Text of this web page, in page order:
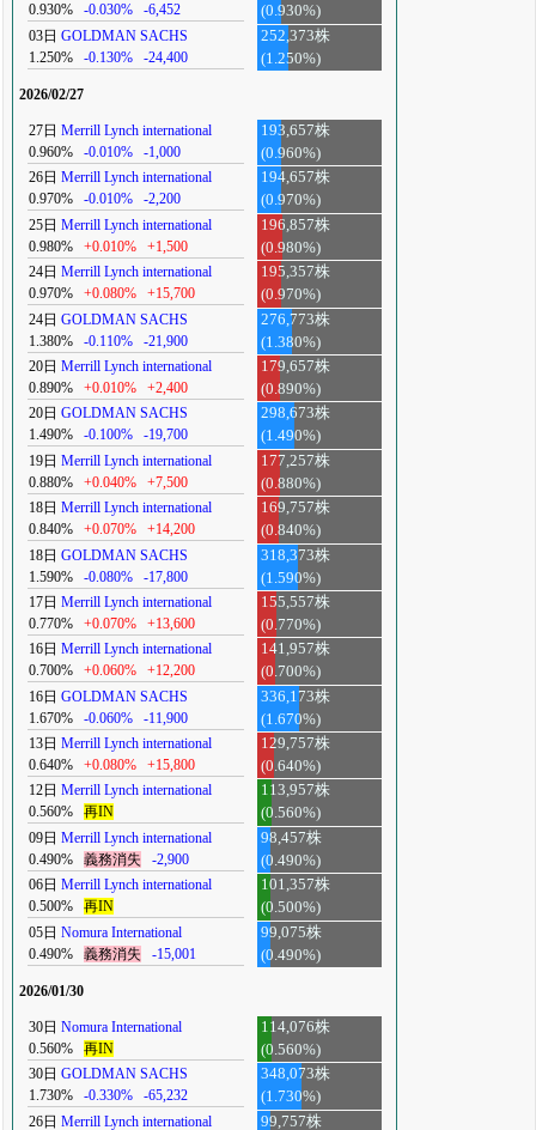
0.930%
-0.030% -6,452
(0.930%)
03日 GOLDMAN SACHS
1.250%
-0.130% -24,400
252,373株
(1.250%)
2026/02/27
27日 Merrill Lynch international
0.960%
-0.010% -1,000
193,657株
(0.960%)
26日 Merrill Lynch international
0.970%
-0.010% -2,200
194,657株
(0.970%)
25日 Merrill Lynch international
0.980%
+0.010% +1,500
196,857株
(0.980%)
24日 Merrill Lynch international
0.970%
+0.080% +15,700
195,357株
(0.970%)
24日 GOLDMAN SACHS
1.380%
-0.110% -21,900
276,773株
(1.380%)
20日 Merrill Lynch international
0.890%
+0.010% +2,400
179,657株
(0.890%)
20日 GOLDMAN SACHS
1.490%
-0.100% -19,700
298,673株
(1.490%)
19日 Merrill Lynch international
0.880%
+0.040% +7,500
177,257株
(0.880%)
18日 Merrill Lynch international
0.840%
+0.070% +14,200
169,757株
(0.840%)
18日 GOLDMAN SACHS
1.590%
-0.080% -17,800
318,373株
(1.590%)
17日 Merrill Lynch international
0.770%
+0.070% +13,600
155,557株
(0.770%)
16日 Merrill Lynch international
0.700%
+0.060% +12,200
141,957株
(0.700%)
16日 GOLDMAN SACHS
1.670%
-0.060% -11,900
336,173株
(1.670%)
13日 Merrill Lynch international
0.640%
+0.080% +15,800
129,757株
(0.640%)
12日 Merrill Lynch international
0.560%
再IN
113,957株
(0.560%)
09日 Merrill Lynch international
0.490%
義務消失 -2,900
98,457株
(0.490%)
06日 Merrill Lynch international
0.500%
再IN
101,357株
(0.500%)
05日 Nomura International
0.490%
義務消失 -15,001
99,075株
(0.490%)
2026/01/30
30日 Nomura International
0.560%
再IN
114,076株
(0.560%)
30日 GOLDMAN SACHS
1.730%
-0.330% -65,232
348,073株
(1.730%)
26日 Merrill Lynch international 99,757株